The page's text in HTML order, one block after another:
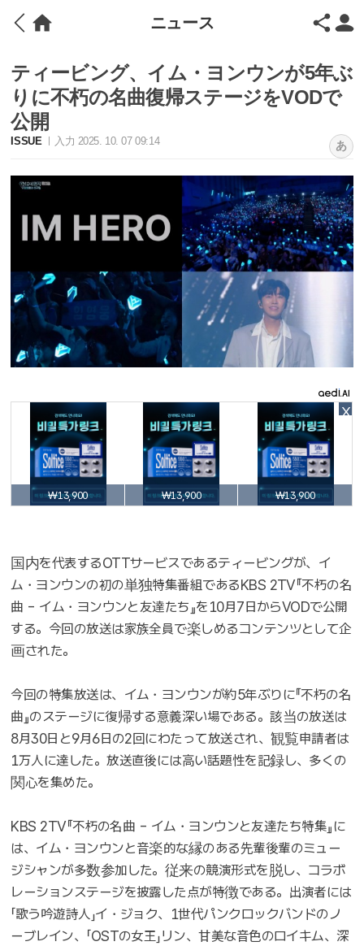
ニュース
ティービング、イム・ヨンウンが5年ぶ
りに不朽の名曲復帰ステージをVODで
公開
ISSUE 入力 2025. 10. 07 09:14 あ
X
₩13,900 ₩13,900 ₩13,900
国内を代表するOTTサービスであるティービングが、イ
ム・ヨンウンの初の単独特集番組であるKBS 2TV『不朽の名
曲 - イム・ヨンウンと友達たち』を10月7日からVODで公開
する。今回の放送は家族全員で楽しめるコンテンツとして企
画された。
今回の特集放送は、イム・ヨンウンが約5年ぶりに『不朽の名
曲』のステージに復帰する意義深い場である。該当の放送は
8月30日と9月6日の2回にわたって放送され、観覧申請者は
1万人に達した。放送直後には高い話題性を記録し、多くの
関心を集めた。
KBS 2TV『不朽の名曲 - イム・ヨンウンと友達たち特集』に
は、イム・ヨンウンと音楽的な縁のある先輩後輩のミュー
ジシャンが多数参加した。従来の競演形式を脱し、コラボ
レーションステージを披露した点が特徴である。出演者には
「歌う吟遊詩人」イ・ジョク、1世代パンクロックバンドのノ
ーブレイン、「OSTの女王」リン、甘美な音色のロイキム、深